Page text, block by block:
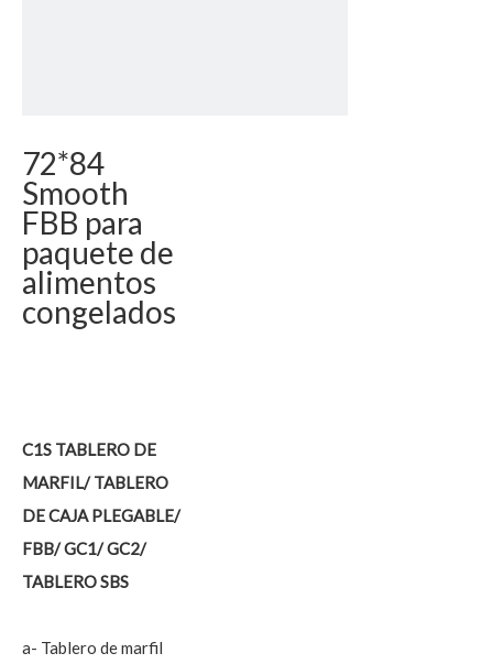
72*84
Smooth
FBB para
paquete de
alimentos
congelados
C1S TABLERO DE
MARFIL/ TABLERO
DE CAJA PLEGABLE/
FBB/ GC1/ GC2/
TABLERO SBS
a- Tablero de marfil